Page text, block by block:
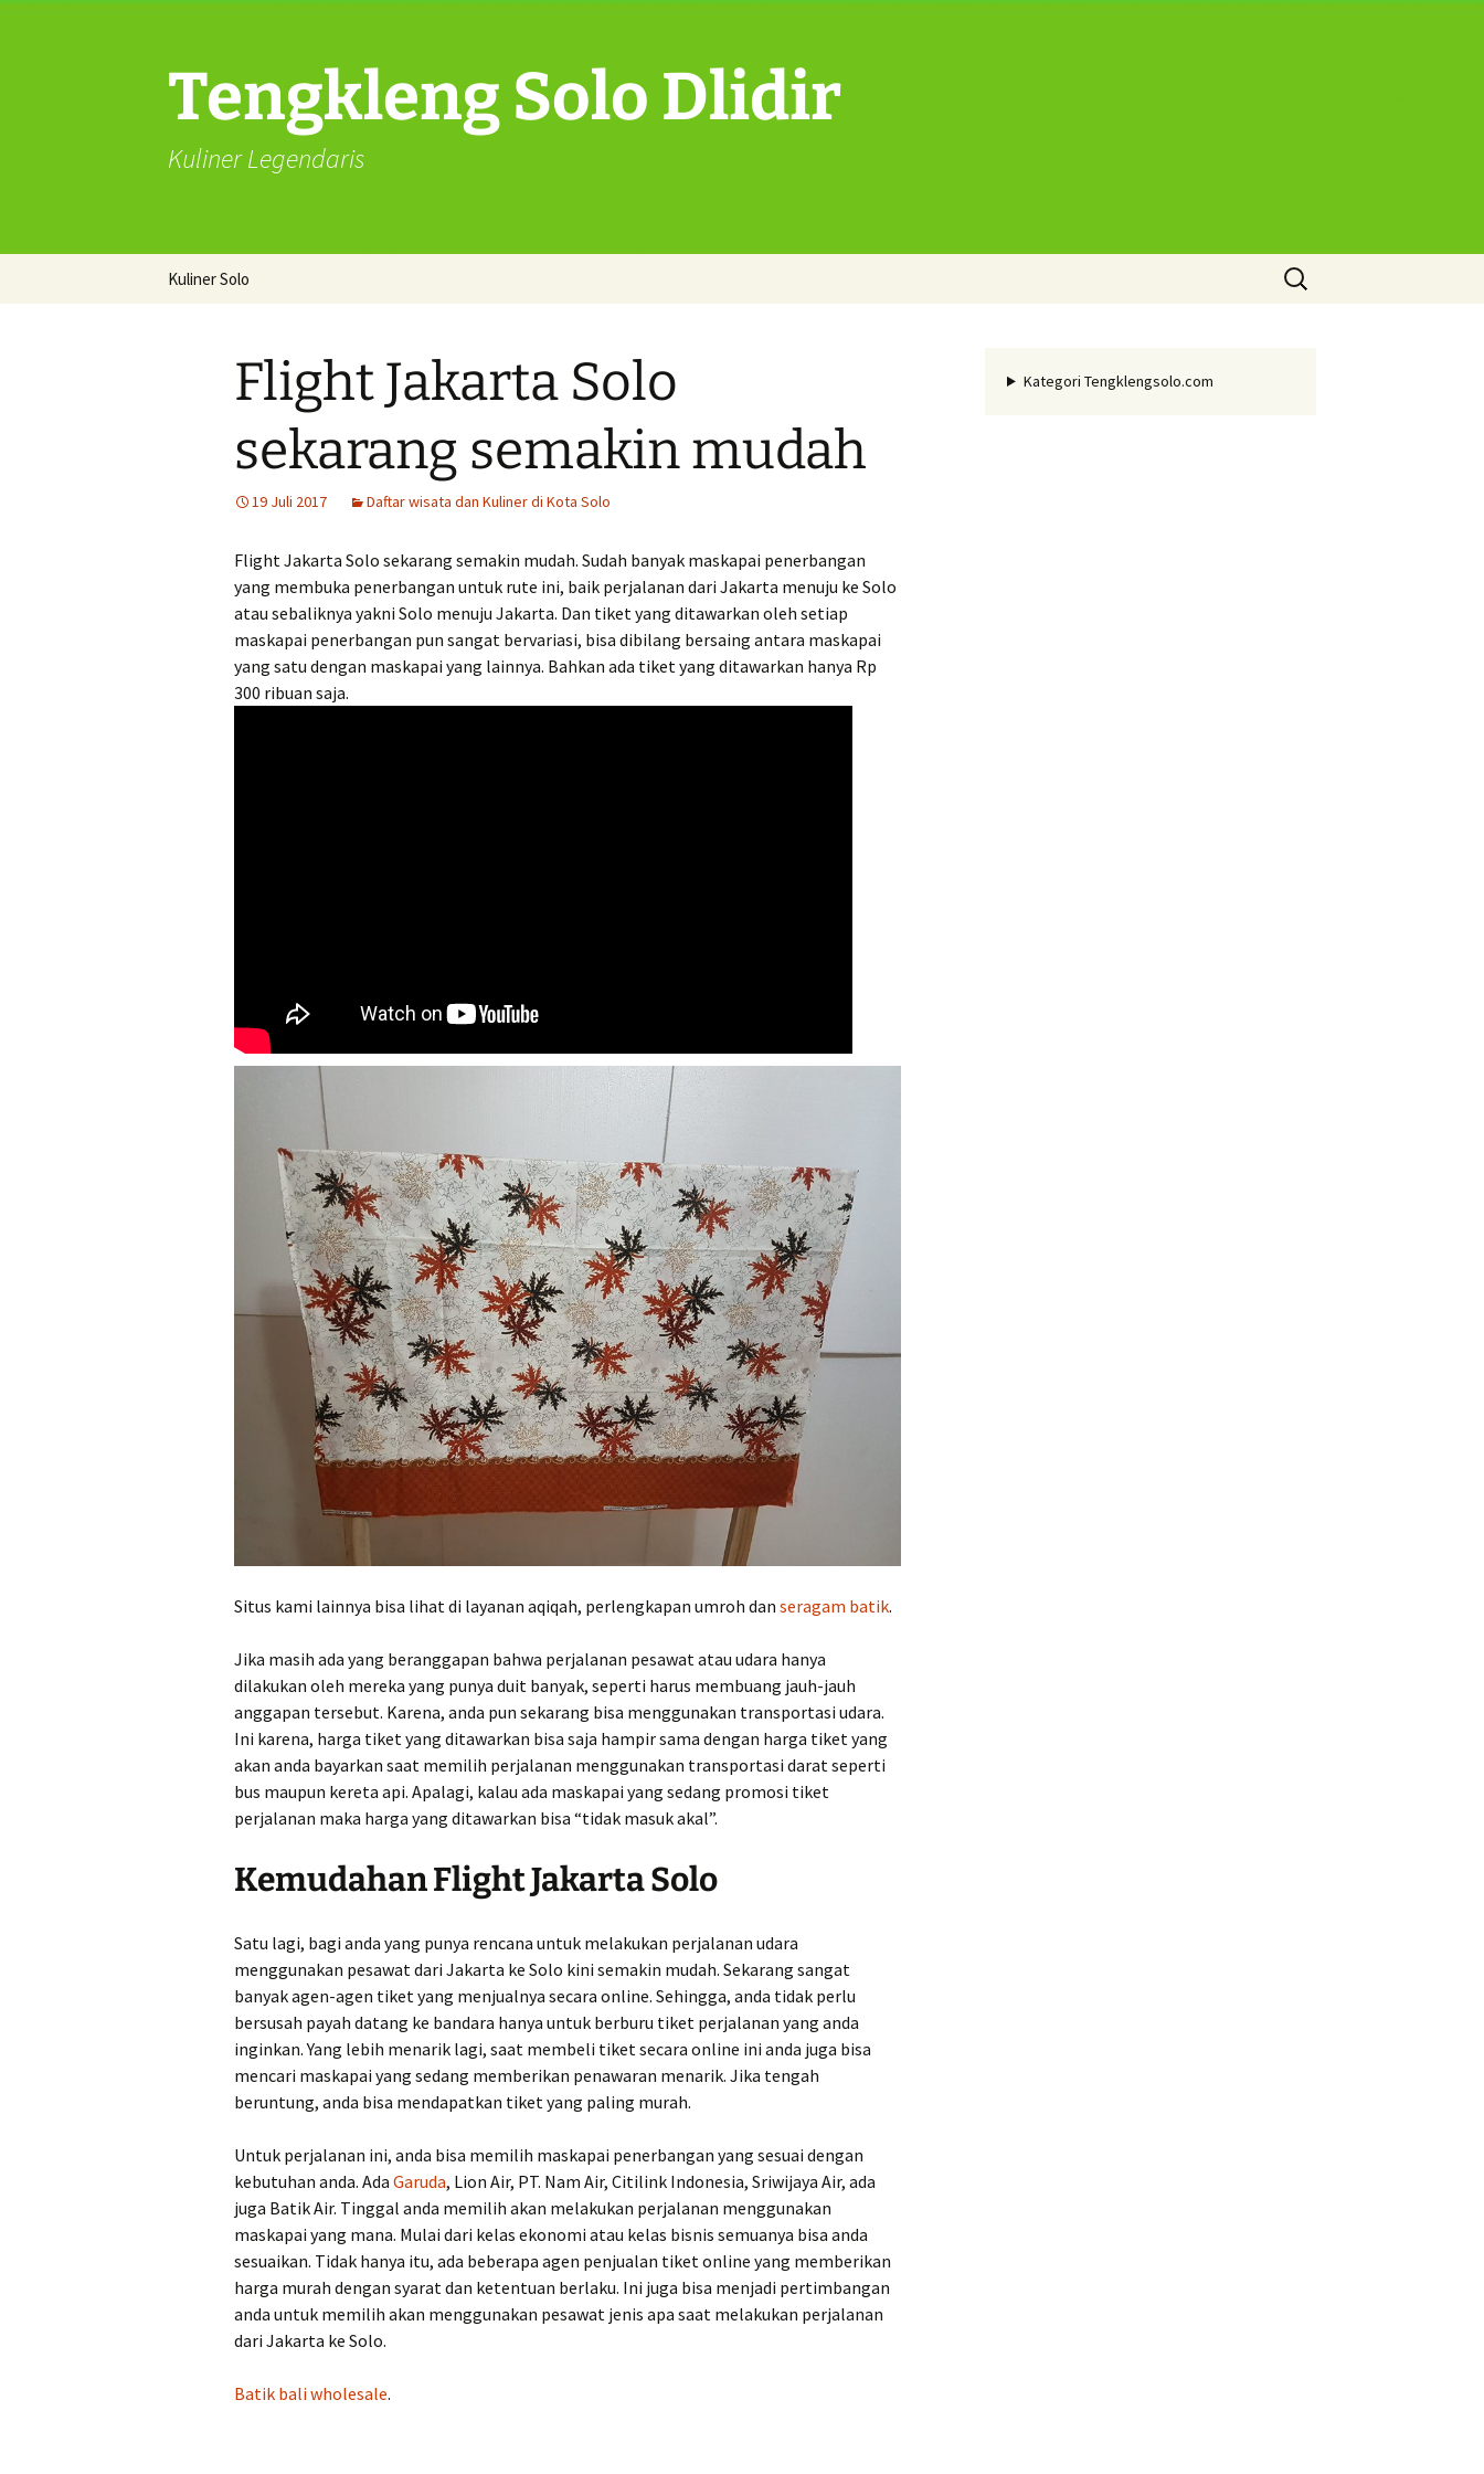
Tengkleng Solo Dlidir
Kuliner Legendaris
Kuliner Solo
Sate Buntel Asli solo
Catering solo
Tempat Makan Ideal
Tengkleng solo Bu Jito
Dlidir Klasik Legendaris
Kuliner Malam Solo Murah
Sate Kambing Solo
Cari
untuk:
Flight Jakarta Solo
sekarang semakin mudah
19 Juli 2017 Daftar wisata dan Kuliner di Kota Solo
Flight Jakarta Solo sekarang semakin mudah. Sudah banyak maskapai penerbangan
yang membuka penerbangan untuk rute ini, baik perjalanan dari Jakarta menuju ke Solo
atau sebaliknya yakni Solo menuju Jakarta. Dan tiket yang ditawarkan oleh setiap
maskapai penerbangan pun sangat bervariasi, bisa dibilang bersaing antara maskapai
yang satu dengan maskapai yang lainnya. Bahkan ada tiket yang ditawarkan hanya Rp
300 ribuan saja.
Situs kami lainnya bisa lihat di layanan aqiqah, perlengkapan umroh dan seragam batik.
Jika masih ada yang beranggapan bahwa perjalanan pesawat atau udara hanya
dilakukan oleh mereka yang punya duit banyak, seperti harus membuang jauh-jauh
anggapan tersebut. Karena, anda pun sekarang bisa menggunakan transportasi udara.
Ini karena, harga tiket yang ditawarkan bisa saja hampir sama dengan harga tiket yang
akan anda bayarkan saat memilih perjalanan menggunakan transportasi darat seperti
bus maupun kereta api. Apalagi, kalau ada maskapai yang sedang promosi tiket
perjalanan maka harga yang ditawarkan bisa “tidak masuk akal”.
Kemudahan Flight Jakarta Solo
Satu lagi, bagi anda yang punya rencana untuk melakukan perjalanan udara
menggunakan pesawat dari Jakarta ke Solo kini semakin mudah. Sekarang sangat
banyak agen-agen tiket yang menjualnya secara online. Sehingga, anda tidak perlu
bersusah payah datang ke bandara hanya untuk berburu tiket perjalanan yang anda
inginkan. Yang lebih menarik lagi, saat membeli tiket secara online ini anda juga bisa
mencari maskapai yang sedang memberikan penawaran menarik. Jika tengah
beruntung, anda bisa mendapatkan tiket yang paling murah.
Untuk perjalanan ini, anda bisa memilih maskapai penerbangan yang sesuai dengan
kebutuhan anda. Ada Garuda, Lion Air, PT. Nam Air, Citilink Indonesia, Sriwijaya Air, ada
juga Batik Air. Tinggal anda memilih akan melakukan perjalanan menggunakan
maskapai yang mana. Mulai dari kelas ekonomi atau kelas bisnis semuanya bisa anda
sesuaikan. Tidak hanya itu, ada beberapa agen penjualan tiket online yang memberikan
harga murah dengan syarat dan ketentuan berlaku. Ini juga bisa menjadi pertimbangan
anda untuk memilih akan menggunakan pesawat jenis apa saat melakukan perjalanan
dari Jakarta ke Solo.
Batik bali wholesale.
Kategori Tengklengsolo.com